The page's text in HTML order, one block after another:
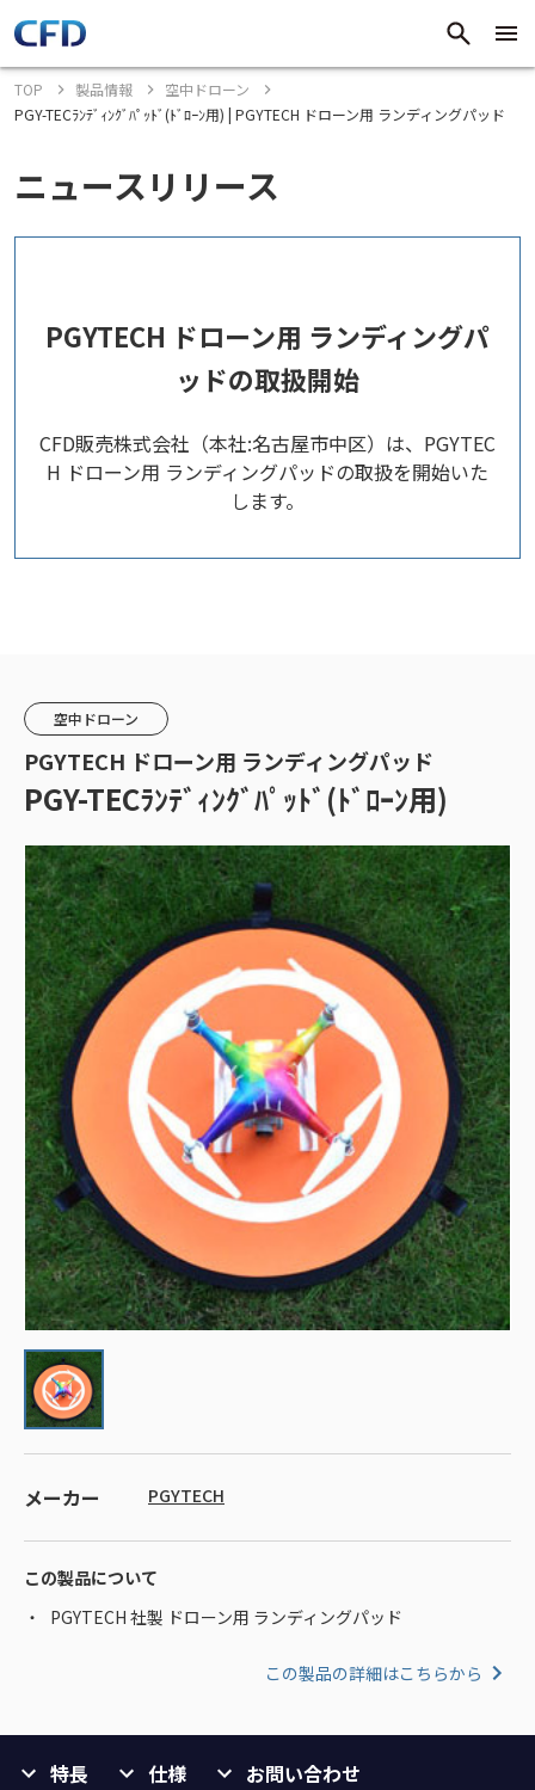
TOP 製品情報
空中ドローン
PGY-TECﾗﾝﾃﾞｨﾝｸﾞﾊﾟｯﾄﾞ(ﾄﾞﾛｰﾝ用) | PGYTECH ドローン用 ランディングパッド
ニュースリリース
PGYTECH ドローン用 ランディングパ
ッドの取扱開始
CFD販売株式会社（本社:名古屋市中区）は、PGYTEC
H ドローン用 ランディングパッドの取扱を開始いた
します。
空中ドローン
PGYTECH ドローン用 ランディングパッド
PGY-TECﾗﾝﾃﾞｨﾝｸﾞﾊﾟｯﾄﾞ(ﾄﾞﾛｰﾝ用)
メーカー PGYTECH
この製品について
PGYTECH 社製 ドローン用 ランディングパッド
この製品の詳細はこちらから
特長 仕様 お問い合わせ